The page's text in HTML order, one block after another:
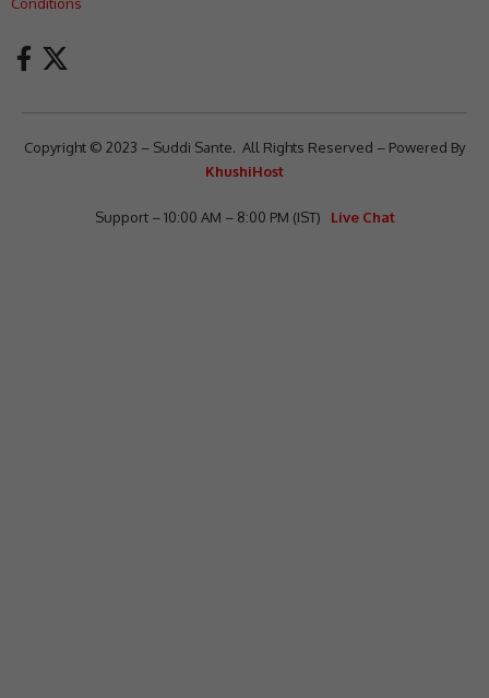
Copyright © 2023 – Suddi Sante. All Rights Reserved – Powered By
KhushiHost
Support – 10:00 AM – 8:00 PM (IST) Live Chat